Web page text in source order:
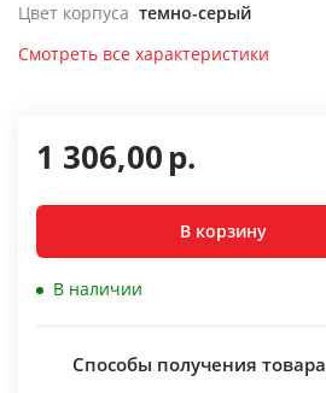
Цвет корпуса темно-серый
Смотреть все характеристики
1 306,00р.
В корзину
В наличии
Способы получения товара